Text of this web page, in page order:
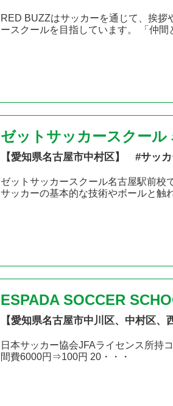
RED BUZZはサッカーを通じて、挨
ースクールを目指しています。 「仲間
ゼットサッカースクール
【愛知県名古屋市中村区】 #サッ
ゼットサッカースクール名古屋駅前校
サッカーの基本的な技術やボールと触
ESPADA SOCCER
【愛知県名古屋市中川区、中村区
日本サッカー協会JFAライセンス所
間費6000円⇒100円 20・・・